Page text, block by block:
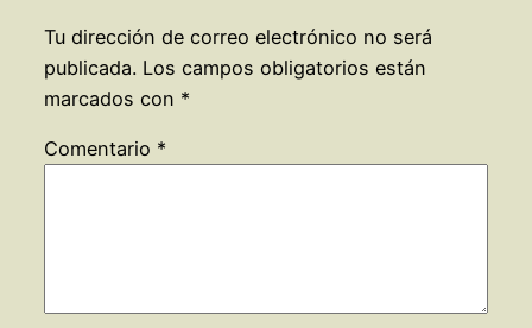
Tu dirección de correo electrónico no será
publicada. Los campos obligatorios están
marcados con *
Comentario *